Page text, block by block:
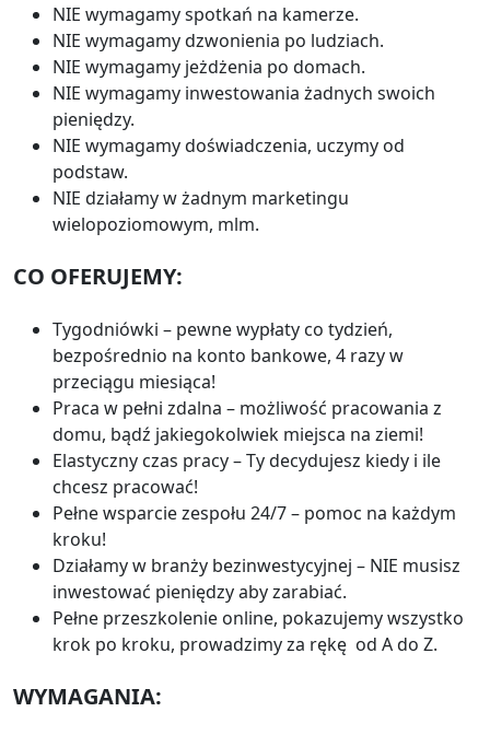
NIE wymagamy spotkań na kamerze.
NIE wymagamy dzwonienia po ludziach.
NIE wymagamy jeżdżenia po domach.
NIE wymagamy inwestowania żadnych swoich
pieniędzy.
NIE wymagamy doświadczenia, uczymy od
podstaw.
NIE działamy w żadnym marketingu
wielopoziomowym, mlm.
CO OFERUJEMY:
Tygodniówki – pewne wypłaty co tydzień,
bezpośrednio na konto bankowe, 4 razy w
przeciągu miesiąca!
Praca w pełni zdalna – możliwość pracowania z
domu, bądź jakiegokolwiek miejsca na ziemi!
Elastyczny czas pracy – Ty decydujesz kiedy i ile
chcesz pracować!
Pełne wsparcie zespołu 24/7 – pomoc na każdym
kroku!
Działamy w branży bezinwestycyjnej – NIE musisz
inwestować pieniędzy aby zarabiać.
Pełne przeszkolenie online, pokazujemy wszystko
krok po kroku, prowadzimy za rękę od A do Z.
WYMAGANIA: